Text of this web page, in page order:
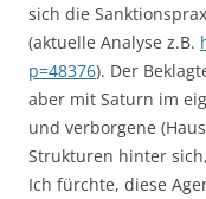
sich die
(aktuelle Analyse z.B.
p=48376). Der
aber mit Saturn im
und verborgene
Strukturen hinter
Ich fürchte, diese